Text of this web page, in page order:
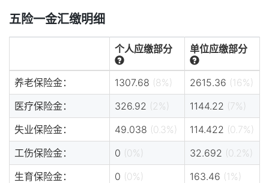
五险一金汇缴明细
个人应缴部分 单位应缴部分
养老保险金： 1307.68 (8%) 2615.36 (16%)
医疗保险金：
326.92 (2%) 1144.22 (7%)
失业保险金：
49.038 (0.3%) 114.422 (0.7%)
工伤保险金：
0 (0%) 32.692 (0.2%)
生育保险金：
0 (0%) 163.46 (1%)